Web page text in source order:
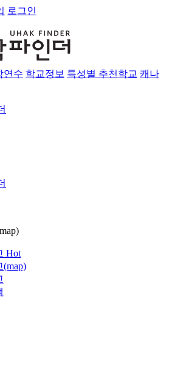
로그인
연수 학교정보 특성별 추천학교 캐나
Hot